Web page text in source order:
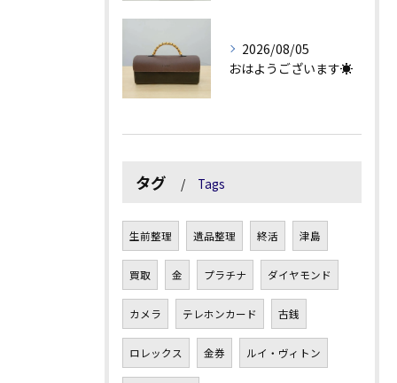
2026/08/05
おはようございます☀
タグ Tags
生前整理 遺品整理 終活 津島
買取 金 プラチナ ダイヤモンド
カメラ テレホンカード 古銭
ロレックス 金券 ルイ・ヴィトン